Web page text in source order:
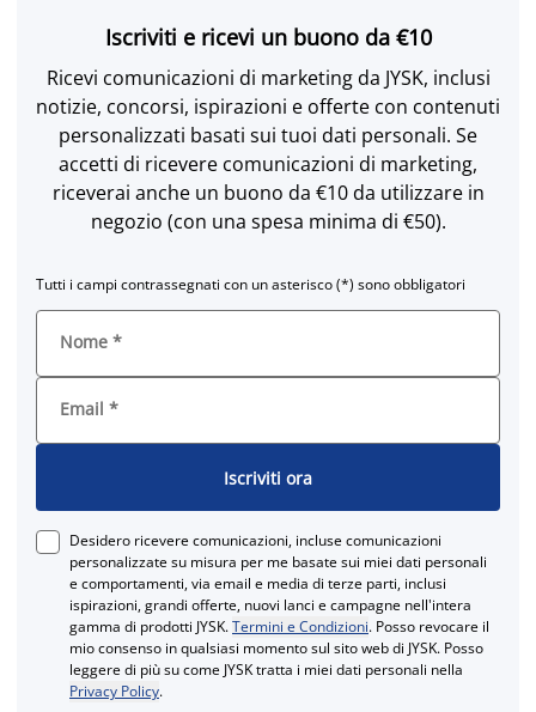
Iscriviti e ricevi un buono da €10
Ricevi comunicazioni di marketing da JYSK, inclusi
notizie, concorsi, ispirazioni e offerte con contenuti
personalizzati basati sui tuoi dati personali. Se
accetti di ricevere comunicazioni di marketing,
riceverai anche un buono da €10 da utilizzare in
negozio (con una spesa minima di €50).
Tutti i campi contrassegnati con un asterisco (*) sono obbligatori
Nome *
Email *
Iscriviti ora
Desidero ricevere comunicazioni, incluse comunicazioni
personalizzate su misura per me basate sui miei dati personali
e comportamenti, via email e media di terze parti, inclusi
ispirazioni, grandi offerte, nuovi lanci e campagne nell'intera
gamma di prodotti JYSK.Termini e Condizioni. Posso revocare il
mio consenso in qualsiasi momento sul sito web di JYSK. Posso
leggere di più su come JYSK tratta i miei dati personali nella
Privacy Policy.